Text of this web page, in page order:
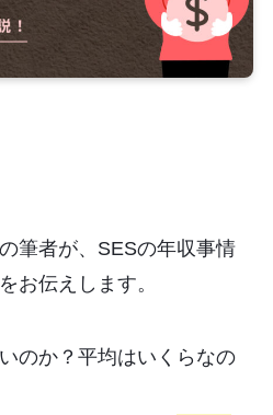
筆者が、SESの年収事情
お伝えします。
のか？平均はいくらなの